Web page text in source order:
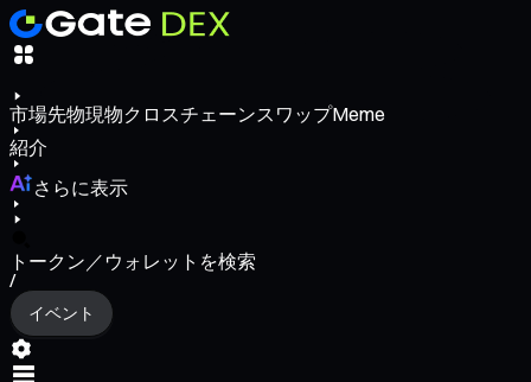
市場先物現物クロスチェーンスワップMeme
紹介
さらに表示
トークン／ウォレットを検索
/
イベント